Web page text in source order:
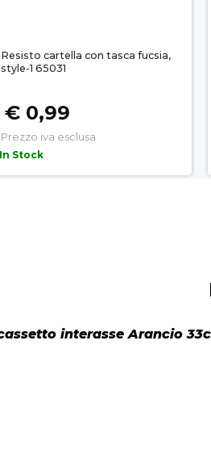
Resisto cartella con tasca fucsia,
style-1 65031
€ 0,99
Prezzo iva esclusa
In Stock
interasse Arancio